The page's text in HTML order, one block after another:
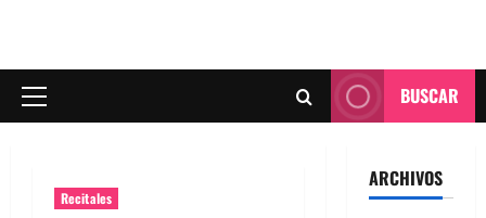
Menú
BUSCAR
Recitales
ARCHIVOS